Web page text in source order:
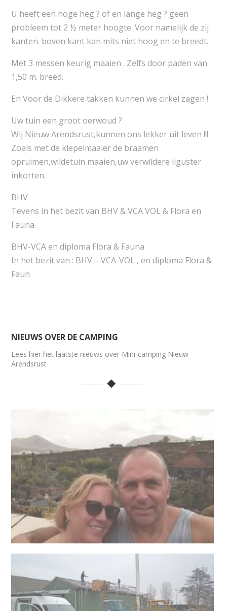
U heeft een hoge heg ? of en lange heg ? geen
probleem tot 2 ½ meter hoogte. Voor namelijk de zij
kanten. boven kant kan mits niet hoog en te breedt.
Met 3 messen keurig maaien . Zelfs door paden van
1,50 m. breed.
En Voor de Dikkere takken kunnen we cirkel zagen !
Uw tuin een groot oerwoud ?
Wij Nieuw Arendsrust,kunnen ons lekker uit leven !!!
Zoals met de klepelmaaier de braamen
opruimen,wildetuin maaien,uw verwildere liguster
inkorten.
BHV
Tevens in het bezit van BHV & VCA VOL & Flora en
Fauna.
BHV-VCA en diploma Flora & Fauna
In het bezit van : BHV – VCA-VOL , en diploma Flora &
Faun
NIEUWS OVER DE CAMPING
Lees hier het laatste nieuws over Mini-camping Nieuw
Arendsrust